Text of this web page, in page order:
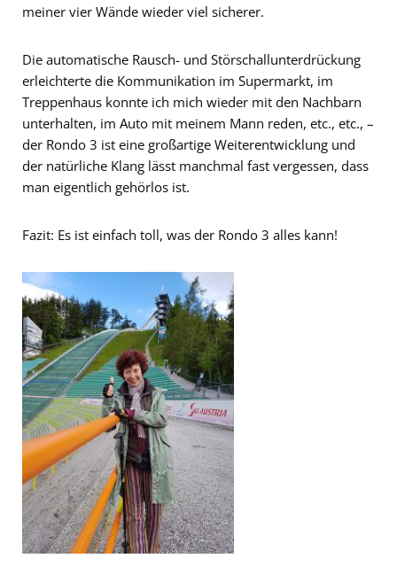
meiner vier Wände wieder viel sicherer.
Die automatische Rausch- und Störschallunterdrückung
erleichterte die Kommunikation im Supermarkt, im
Treppenhaus konnte ich mich wieder mit den Nachbarn
unterhalten, im Auto mit meinem Mann reden, etc., etc., –
der Rondo 3 ist eine großartige Weiterentwicklung und
der natürliche Klang lässt manchmal fast vergessen, dass
man eigentlich gehörlos ist.
Fazit: Es ist einfach toll, was der Rondo 3 alles kann!